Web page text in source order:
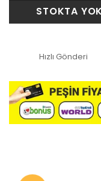
STOKTA YOK
Hızlı Gönderi